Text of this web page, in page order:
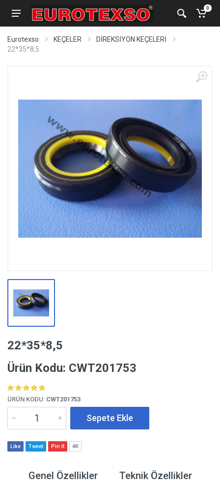
0
Eurotexso KEÇELER
DİREKSİYON KEÇELERİ
22*35*8,5
22*35*8,5
Ürün Kodu: CWT201753
ÜRÜN KODU: CWT201753
Sepete Ekle
Like Tweet Pin It 4K
Genel Özellikler Teknik Özellikler